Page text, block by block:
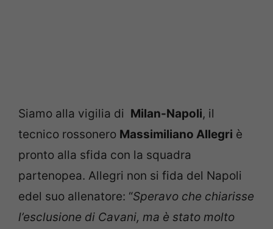
Siamo alla vigilia di Milan-Napoli, il
tecnico rossonero Massimiliano Allegri è
pronto alla sfida con la squadra
partenopea. Allegri non si fida del Napoli
edel suo allenatore: “Speravo che chiarisse
l’esclusione di Cavani, ma è stato molto